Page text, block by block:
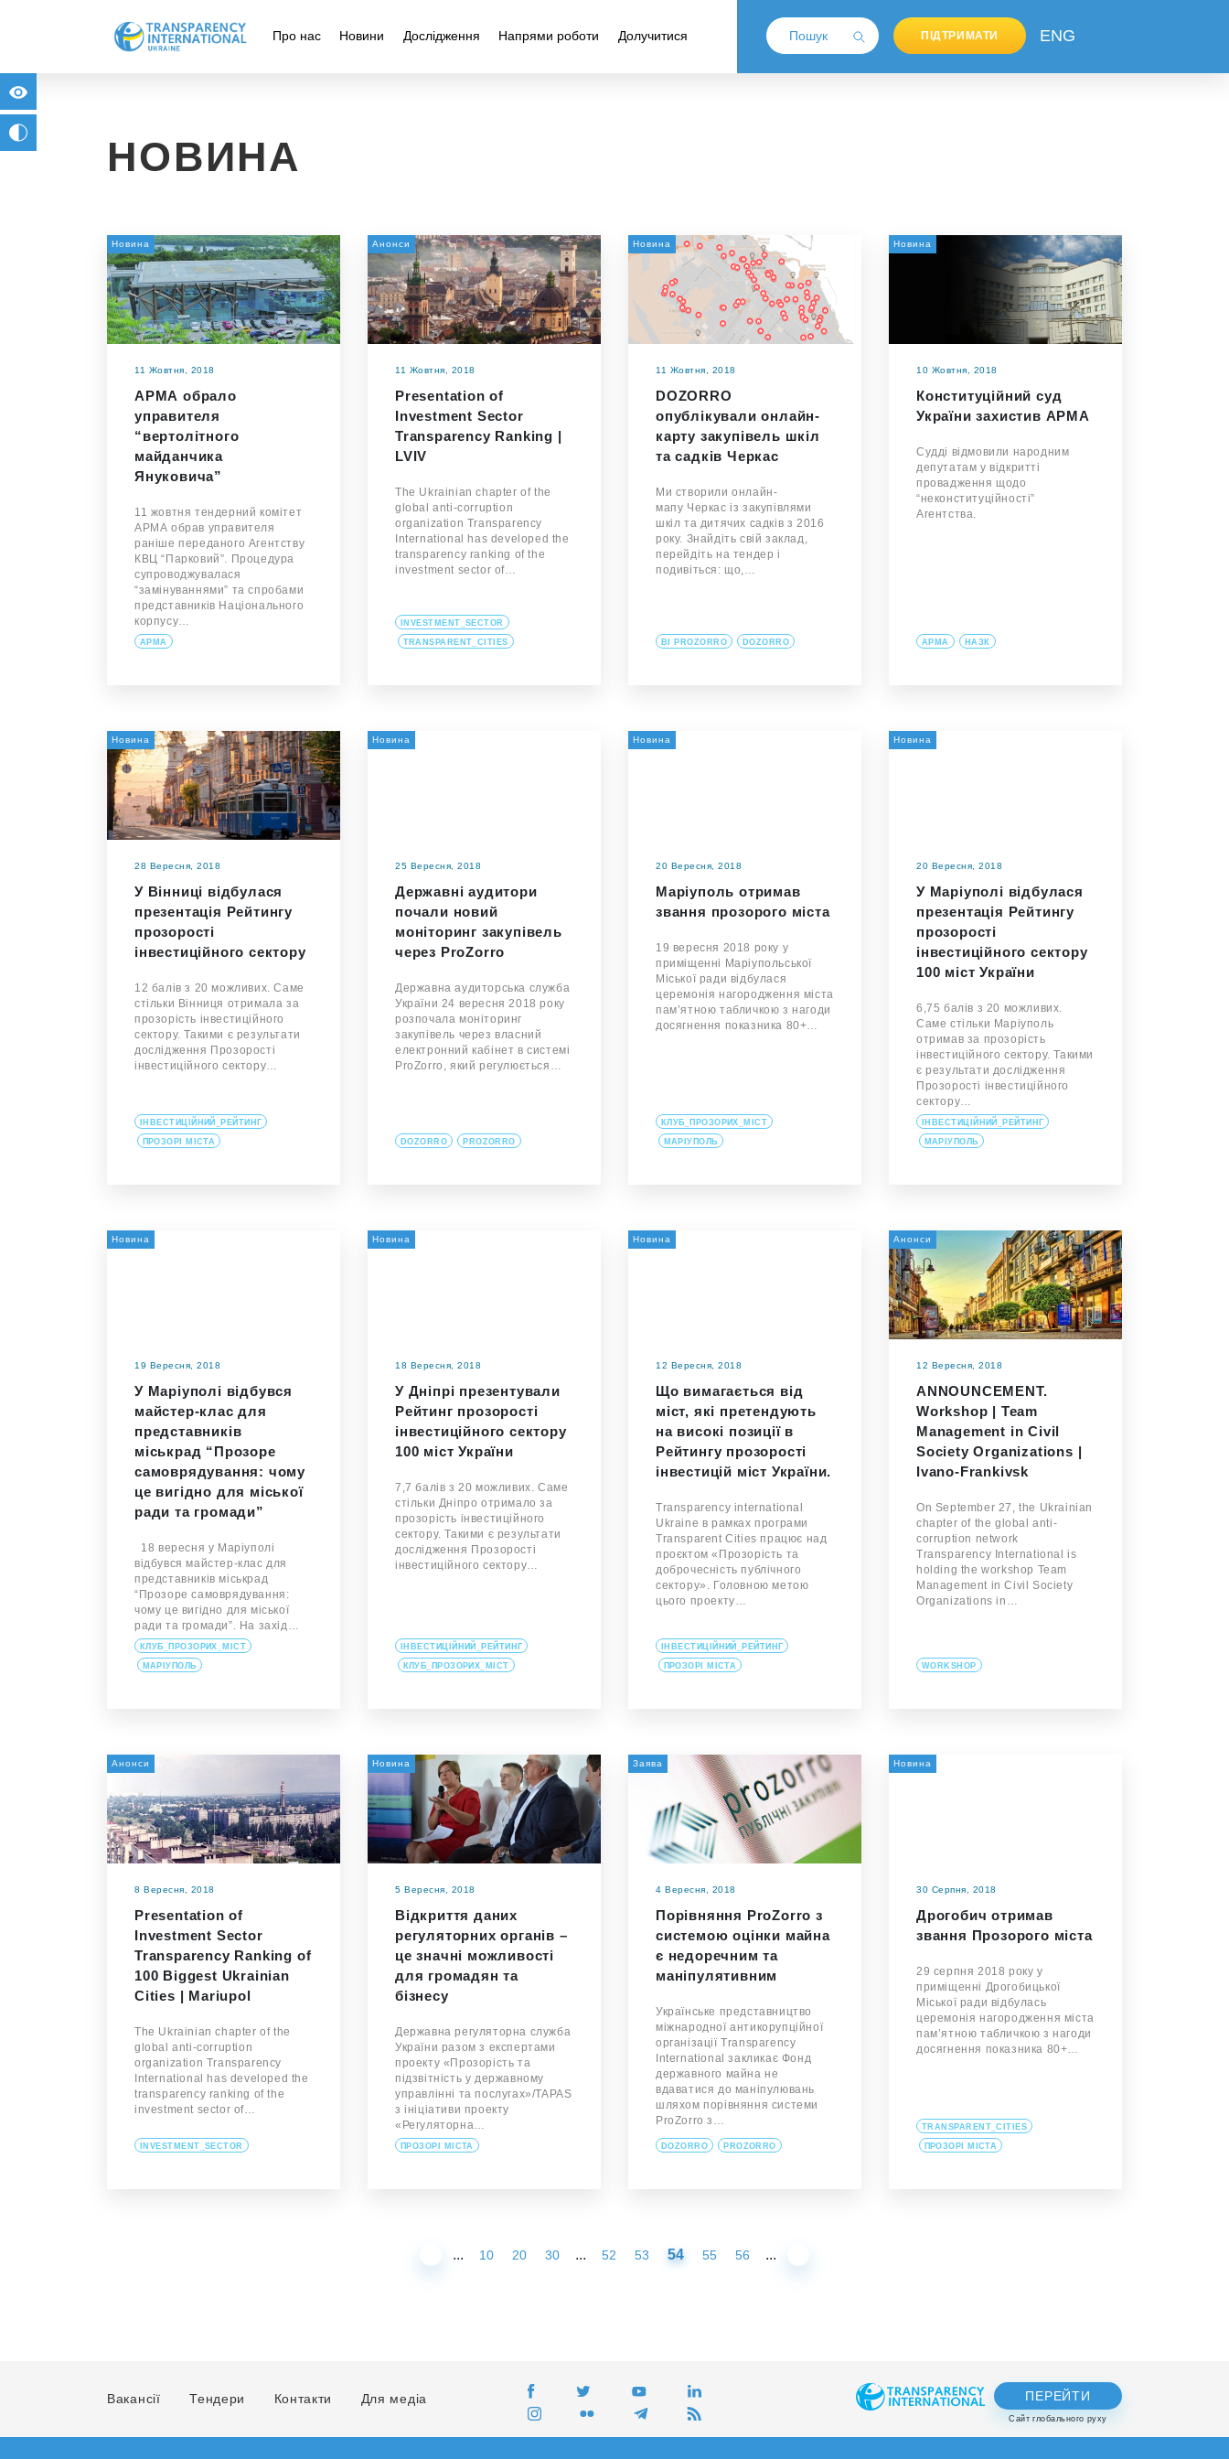
Про нас Новини Дослідження Напрями роботи Долучитися ПІДТРИМАТИ ENG
НОВИНА
Новина
11 Жовтня, 2018
АРМА обрало
управителя
“вертолітного
майданчика
Януковича”
11 жовтня тендерний комітет
АРМА обрав управителя
раніше переданого Агентству
КВЦ “Парковий”. Процедура
супроводжувалася
“замінуваннями” та спробами
представників Національного
корпусу…
АРМА
Анонси
11 Жовтня, 2018
Presentation of
Investment Sector
Transparency Ranking |
LVIV
The Ukrainian chapter of the
global anti-corruption
organization Transparency
International has developed the
transparency ranking of the
investment sector of…
INVESTMENT_SECTOR
TRANSPARENT_CITIES
Новина
11 Жовтня, 2018
DOZORRO
опублікували онлайн-
карту закупівель шкіл
та садків Черкас
Ми створили онлайн-
мапу Черкас із закупівлями
шкіл та дитячих садків з 2016
року. Знайдіть свій заклад,
перейдіть на тендер і
подивіться: що,…
BI PROZORRO DOZORRO
Новина
10 Жовтня, 2018
Конституційний суд
України захистив АРМА
Судді відмовили народним
депутатам у відкритті
провадження щодо
“неконституційності”
Агентства.
АРМА НАЗК
Новина
28 Вересня, 2018
У Вінниці відбулася
презентація Рейтингу
прозорості
інвестиційного сектору
12 балів з 20 можливих. Саме
стільки Вінниця отримала за
прозорість інвестиційного
сектору. Такими є результати
дослідження Прозорості
інвестиційного сектору…
ІНВЕСТИЦІЙНИЙ_РЕЙТИНГ
ПРОЗОРІ МІСТА
Новина
25 Вересня, 2018
Державні аудитори
почали новий
моніторинг закупівель
через ProZorro
Державна аудиторська служба
України 24 вересня 2018 року
розпочала моніторинг
закупівель через власний
електронний кабінет в системі
ProZorro, який регулюється…
DOZORRO PROZORRO
Новина
20 Вересня, 2018
Маріуполь отримав
звання прозорого міста
19 вересня 2018 року у
приміщенні Маріупольської
Міської ради відбулася
церемонія нагородження міста
пам’ятною табличкою з нагоди
досягнення показника 80+…
КЛУБ_ПРОЗОРИХ_МІСТ
МАРІУПОЛЬ
Новина
20 Вересня, 2018
У Маріуполі відбулася
презентація Рейтингу
прозорості
інвестиційного сектору
100 міст України
6,75 балів з 20 можливих.
Саме стільки Маріуполь
отримав за прозорість
інвестиційного сектору. Такими
є результати дослідження
Прозорості інвестиційного
сектору…
ІНВЕСТИЦІЙНИЙ_РЕЙТИНГ
МАРІУПОЛЬ
Новина
19 Вересня, 2018
У Маріуполі відбувся
майстер-клас для
представників
міськрад “Прозоре
самоврядування: чому
це вигідно для міської
ради та громади”
18 вересня у Маріуполі
відбувся майстер-клас для
представників міськрад
“Прозоре самоврядування:
чому це вигідно для міської
ради та громади”. На захід…
КЛУБ_ПРОЗОРИХ_МІСТ
МАРІУПОЛЬ
Новина
18 Вересня, 2018
У Дніпрі презентували
Рейтинг прозорості
інвестиційного сектору
100 міст України
7,7 балів з 20 можливих. Саме
стільки Дніпро отримало за
прозорість інвестиційного
сектору. Такими є результати
дослідження Прозорості
інвестиційного сектору…
ІНВЕСТИЦІЙНИЙ_РЕЙТИНГ
КЛУБ_ПРОЗОРИХ_МІСТ
Новина
12 Вересня, 2018
Що вимагається від
міст, які претендують
на високі позиції в
Рейтингу прозорості
інвестицій міст України.
Transparency international
Ukraine в рамках програми
Transparent Cities працює над
проєктом «Прозорість та
доброчесність публічного
сектору». Головною метою
цього проекту…
ІНВЕСТИЦІЙНИЙ_РЕЙТИНГ
ПРОЗОРІ МІСТА
Анонси
12 Вересня, 2018
ANNOUNCEMENT.
Workshop | Team
Management in Civil
Society Organizations |
Ivano-Frankivsk
On September 27, the Ukrainian
chapter of the global anti-
corruption network
Transparency International is
holding the workshop Team
Management in Civil Society
Organizations in…
WORKSHOP
Анонси
8 Вересня, 2018
Presentation of
Investment Sector
Transparency Ranking of
100 Biggest Ukrainian
Cities | Mariupol
The Ukrainian chapter of the
global anti-corruption
organization Transparency
International has developed the
transparency ranking of the
investment sector of…
INVESTMENT_SECTOR
Новина
5 Вересня, 2018
Відкриття даних
регуляторних органів –
це значні можливості
для громадян та
бізнесу
Державна регуляторна служба
України разом з експертами
проекту «Прозорість та
підзвітність у державному
управлінні та послугах»/TAPAS
з ініціативи проекту
«Регуляторна…
ПРОЗОРІ МІСТА
Заява
4 Вересня, 2018
Порівняння ProZorro з
системою оцінки майна
є недоречним та
маніпулятивним
Українське представництво
міжнародної антикорупційної
організації Тransparency
International закликає Фонд
державного майна не
вдаватися до маніпулювань
шляхом порівняння системи
ProZorro з…
DOZORRO PROZORRO
Новина
30 Серпня, 2018
Дрогобич отримав
звання Прозорого міста
29 серпня 2018 року у
приміщенні Дрогобицької
Міської ради відбулась
церемонія нагородження міста
пам’ятною табличкою з нагоди
досягнення показника 80+…
TRANSPARENT_CITIES
ПРОЗОРІ МІСТА
... 10 20 30 ... 52 53 54 55 56 ...
Вакансії Тендери Контакти Для медіа ПЕРЕЙТИ
Сайт глобального руху